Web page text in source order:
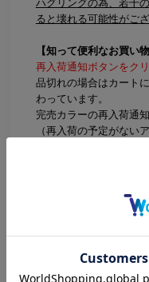
ハグリングの為、若干
ると壊れる可能性がご
【知って便利なお買い物
再入荷通知ボタンをクリ
品切れの場合はカート
わっています。
完売カラーの再入荷通
（再入荷の予定がない
気になるアイテムは♡
無料会員登録をされて
マイページのお気に入